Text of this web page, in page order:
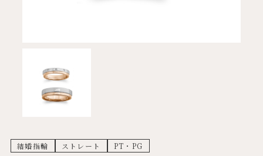
結婚指輪 ストレート PT・PG